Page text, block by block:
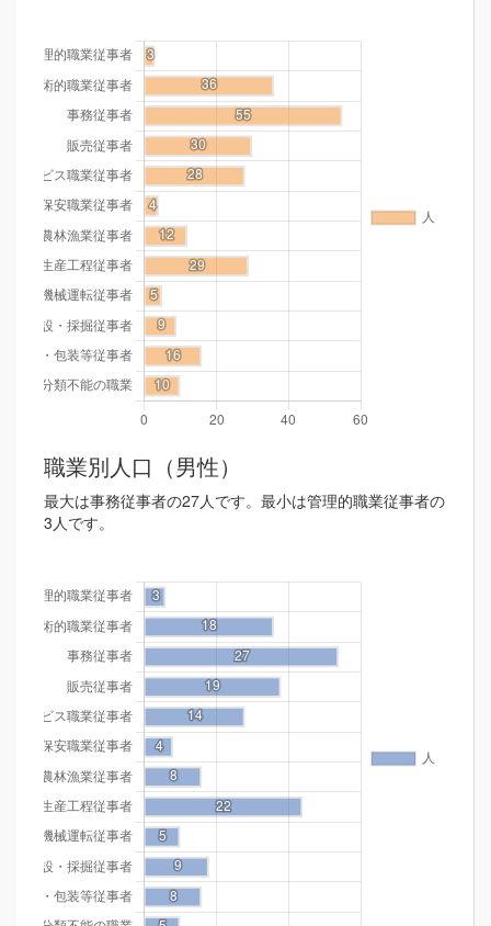
職業別人口（男性）
最大は事務従事者の27人です。最小は管理的職業従事者の
3人です。